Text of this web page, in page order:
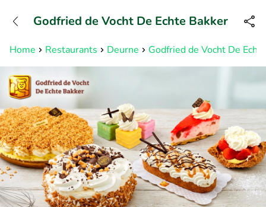
Bereikbaar tot 23:00 uur
Home Restaurants Deurne Godfried de Vocht De
Godfried de Vocht De Echte Bakker